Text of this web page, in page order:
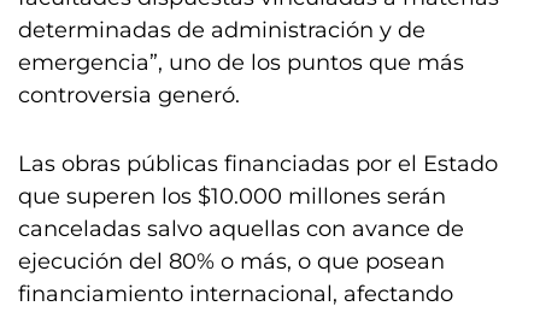
determinadas de administración y de
emergencia”, uno de los puntos que más
controversia generó.
Las obras públicas financiadas por el Estado
que superen los $10.000 millones serán
canceladas salvo aquellas con avance de
ejecución del 80% o más, o que posean
financiamiento internacional, afectando